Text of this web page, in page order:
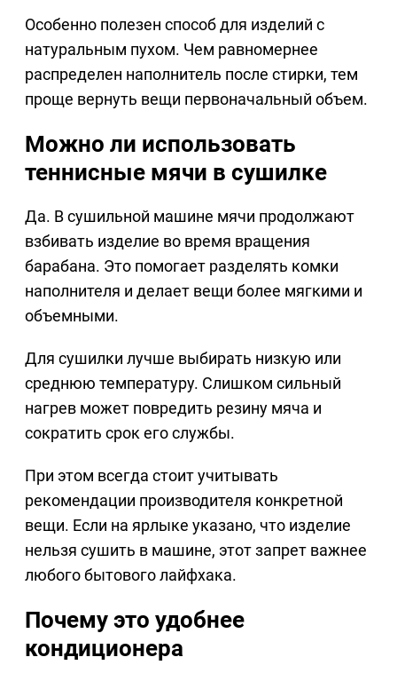
Особенно полезен способ для изделий с
натуральным пухом. Чем равномернее
распределен наполнитель после стирки, тем
проще вернуть вещи первоначальный объем.
Можно ли использовать
теннисные мячи в сушилке
Да. В сушильной машине мячи продолжают
взбивать изделие во время вращения
барабана. Это помогает разделять комки
наполнителя и делает вещи более мягкими и
объемными.
Для сушилки лучше выбирать низкую или
среднюю температуру. Слишком сильный
нагрев может повредить резину мяча и
сократить срок его службы.
При этом всегда стоит учитывать
рекомендации производителя конкретной
вещи. Если на ярлыке указано, что изделие
нельзя сушить в машине, этот запрет важнее
любого бытового лайфхака.
Почему это удобнее
кондиционера